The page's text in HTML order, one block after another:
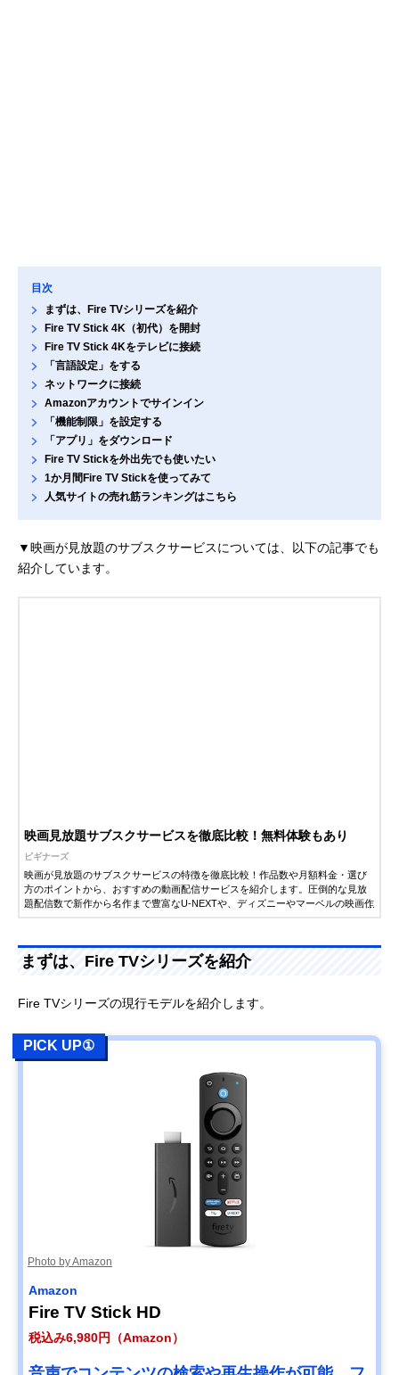
目次
まずは、Fire TVシリーズを紹介
Fire TV Stick 4K（初代）を開封
Fire TV Stick 4Kをテレビに接続
「言語設定」をする
ネットワークに接続
Amazonアカウントでサインイン
「機能制限」を設定する
「アプリ」をダウンロード
Fire TV Stickを外出先でも使いたい
1か月間Fire TV Stickを使ってみて
人気サイトの売れ筋ランキングはこちら
▼映画が見放題のサブスクサービスについては、以下の記事でも
紹介しています。
映画見放題サブスクサービスを徹底比較！無料体験もあり
ビギナーズ
映画が見放題のサブスクサービスの特徴を徹底比較！作品数や月額料金・選び
方のポイントから、おすすめの動画配信サービスを紹介します。圧倒的な見放
題配信数で新作から名作まで豊富なU-NEXTや、ディズニーやマーベルの映画作
まずは、Fire TVシリーズを紹介
Fire TVシリーズの現行モデルを紹介します。
PICK UP①
Photo by Amazon
Amazon
Fire TV Stick HD
税込み6,980円（Amazon）